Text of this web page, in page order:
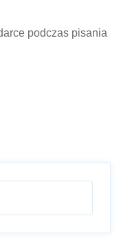
podczas pisania